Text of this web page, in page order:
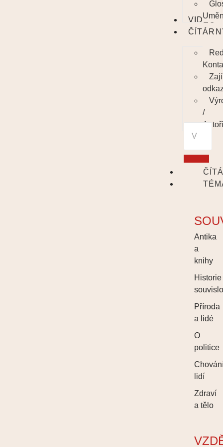
VIDEO
/
Antika
a
knihy
Historie
Příroda
a lidé
O
politice
lidí
Zdraví
a tělo